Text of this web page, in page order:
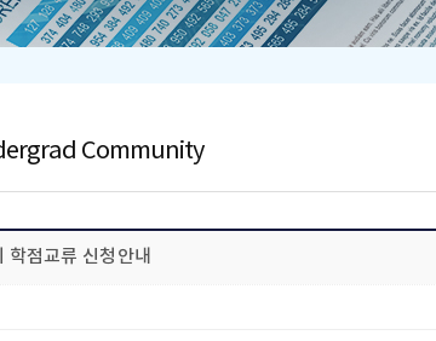
Community
점교류 신청안내